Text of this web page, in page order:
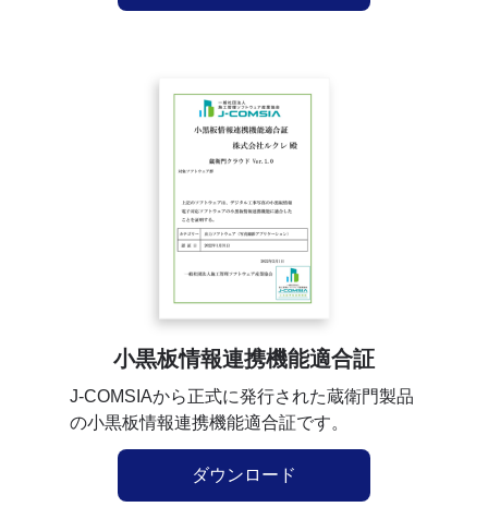
小黒板情報連携機能適合証
J-COMSIAから正式に発行された蔵衛門製品
の小黒板情報連携機能適合証です。
ダウンロード